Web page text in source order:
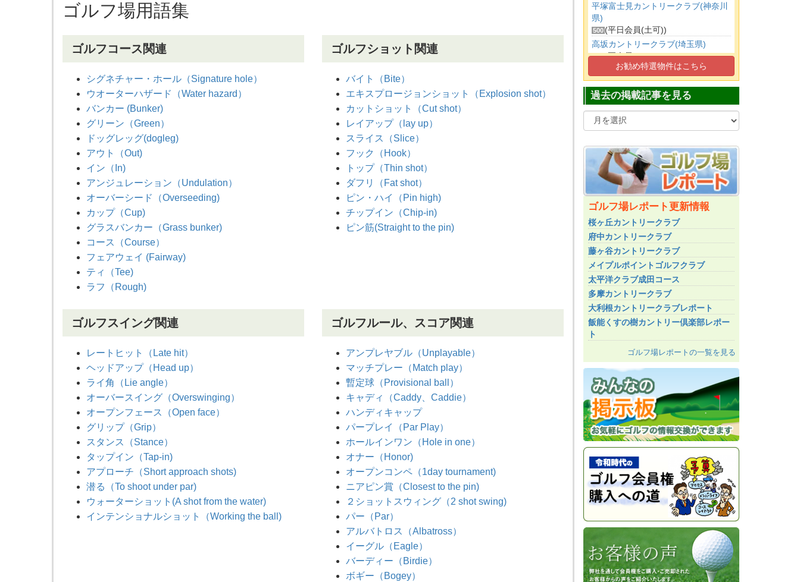
ゴルフ場用語集
ゴルフコース関連
シグネチャー・ホール（Signature hole）
ウオーターハザード（Water hazard）
バンカー (Bunker)
グリーン（Green）
ドッグレッグ(dogleg)
アウト（Out)
イン（In)
アンジュレーション（Undulation）
オーバーシード（Overseeding)
カップ（Cup)
グラスバンカー（Grass bunker)
コース（Course）
フェアウェイ (Fairway)
ティ（Tee)
ラフ（Rough)
ゴルフショット関連
バイト（Bite）
エキスプロージョンショット（Explosion shot）
カットショット（Cut shot）
レイアップ（lay up）
スライス（Slice）
フック（Hook）
トップ（Thin shot）
ダフリ（Fat shot）
ピン・ハイ（Pin high)
チップイン（Chip-in)
ピン筋(Straight to the pin)
ゴルフスイング関連
レートヒット（Late hit）
ヘッドアップ（Head up）
ライ角（Lie angle）
オーバースイング（Overswinging）
オープンフェース（Open face）
グリップ（Grip）
スタンス（Stance）
タップイン（Tap-in)
アプローチ（Short approach shots)
潜る（To shoot under par)
ウォーターショット(A shot from the water)
インテンショナルショット（Working the ball)
ゴルフルール、スコア関連
アンプレヤブル（Unplayable）
マッチプレー（Match play）
暫定球（Provisional ball）
キャディ（Caddy、Caddie）
ハンディキャップ
パープレイ（Par Play）
ホールインワン（Hole in one）
オナー（Honor)
オープンコンペ（1day tournament)
ニアピン賞（Closest to the pin)
２ショットスウィング（2 shot swing)
パー（Par）
アルバトロス（Albatross）
イーグル（Eagle）
バーディー（Birdie）
ボギー（Bogey）
平塚富士見カントリークラブ(神奈川
県)
500(平日会員(土可))
高坂カントリークラブ(埼玉県)
160(正会員)
狭山ゴルフ・クラブ(埼玉県)
100(平日会員(土可))
キングフィールズゴルフクラブ(千葉
690(正会員)
お勧め特選物件はこちら
過去の掲載記事を見る
ゴルフ場レポート更新情報
桜ヶ丘カントリークラブ
府中カントリークラブ
藤ヶ谷カントリークラブ
メイプルポイントゴルフクラブ
太平洋クラブ成田コース
多摩カントリークラブ
大利根カントリークラブレポート
飯能くすの樹カントリー倶楽部レポー
ト
ゴルフ場レポートの一覧を見る